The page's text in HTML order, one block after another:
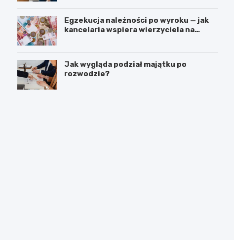
Egzekucja należności po wyroku — jak
kancelaria wspiera wierzyciela na
Jak wygląda podział majątku po
rozwodzie?